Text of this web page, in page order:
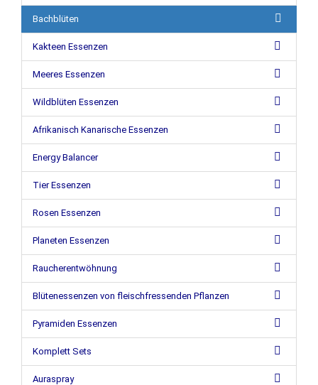
Bachblüten
Kakteen Essenzen
Meeres Essenzen
Wildblüten Essenzen
Afrikanisch Kanarische Essenzen
Energy Balancer
Tier Essenzen
Rosen Essenzen
Planeten Essenzen
Raucherentwöhnung
Blütenessenzen von fleischfressenden Pflanzen
Pyramiden Essenzen
Komplett Sets
Auraspray